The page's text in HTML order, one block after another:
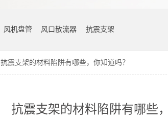
风机盘管 风口散流器 抗震支架
抗震支架的材料陷阱有哪些，你知道吗？
抗震支架的材料陷阱有哪些